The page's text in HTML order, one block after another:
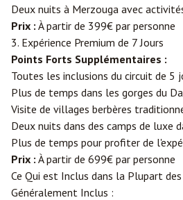
Deux nuits à Merzouga avec
Prix : À partir de 399€ par personne
3. Expérience Premium de 7 Jours
Points Forts Supplémentaires :
Toutes les inclusions du circuit de 5
Plus de temps dans les gorges du
Visite de villages berbères
Deux nuits dans des camps de luxe
Plus de temps pour profiter de
Prix : À partir de 699€ par personne
Ce Qui est Inclus dans la Plupart
Généralement Inclus :